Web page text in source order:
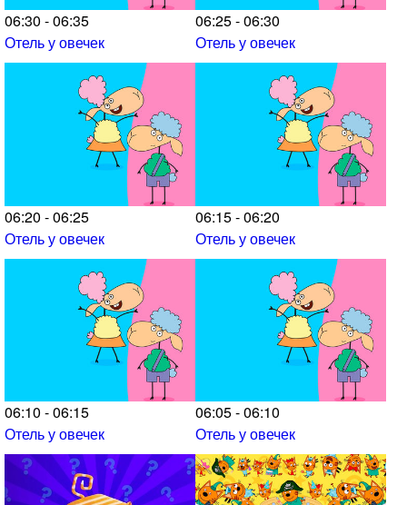
06:30 - 06:35
Отель у овечек
06:25 - 06:30
Отель у овечек
06:20 - 06:25
Отель у овечек
06:15 - 06:20
Отель у овечек
06:10 - 06:15
Отель у овечек
06:05 - 06:10
Отель у овечек